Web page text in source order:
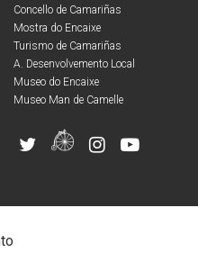
Concello de Camariñas
Mostra do Encaixe
Turismo de Camariñas
A. Desenvolvemento Local
Museo do Encaixe
Museo Man de Camelle